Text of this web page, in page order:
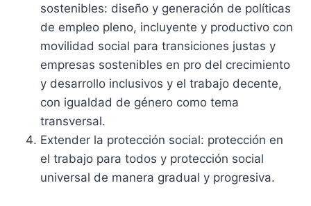
sostenibles: diseño y generación de políticas
de empleo pleno, incluyente y productivo con
movilidad social para transiciones justas y
empresas sostenibles en pro del crecimiento
y desarrollo inclusivos y el trabajo decente,
con igualdad de género como tema
transversal.
Extender la protección social: protección en
el trabajo para todos y protección social
universal de manera gradual y progresiva.